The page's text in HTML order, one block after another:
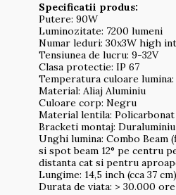
Specificatii produs:
Putere: 90W
Luminozitate: 7200 lumeni
Numar leduri: 30x3W high
Tensiunea de lucru: 9-32V
Clasa protectie: IP 67
Temperatura culoare
Material: Aliaj Aluminiu
Culoare corp: Negru
Material lentila: Policarbonat
Bracketi montaj: Duraluminiu
Unghi lumina: Combo Beam
si spot beam 12° pe centru
distanta cat si pentru
Lungime: 14,5 inch (cca 37 cm)
Durata de viata: > 30.000 ore